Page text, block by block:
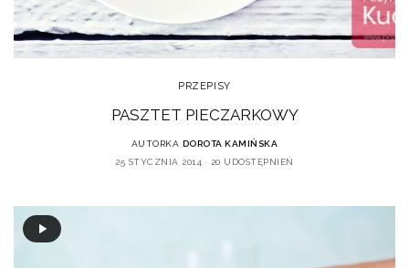
PRZEPISY
PASZTET PIECZARKOWY
AUTORKA DOROTA KAMIŃSKA
25 STYCZNIA 2014
20 UDOSTĘPNIEŃ